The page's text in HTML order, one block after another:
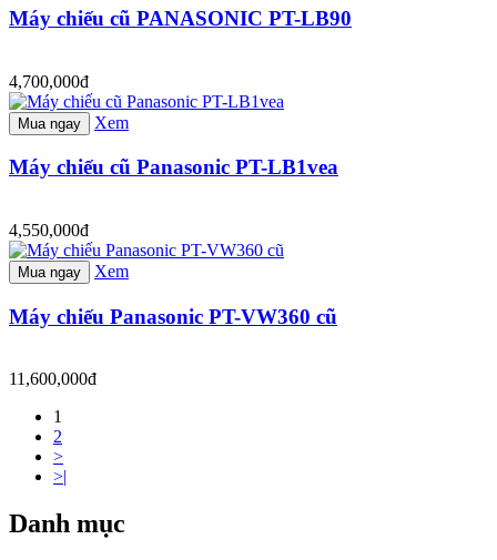
Máy chiếu cũ PANASONIC PT-LB90
4,700,000đ
Mua ngay Xem
Máy chiếu cũ Panasonic PT-LB1vea
4,550,000đ
Mua ngay Xem
Máy chiếu Panasonic PT-VW360 cũ
11,600,000đ
1
2
>
>|
Danh mục